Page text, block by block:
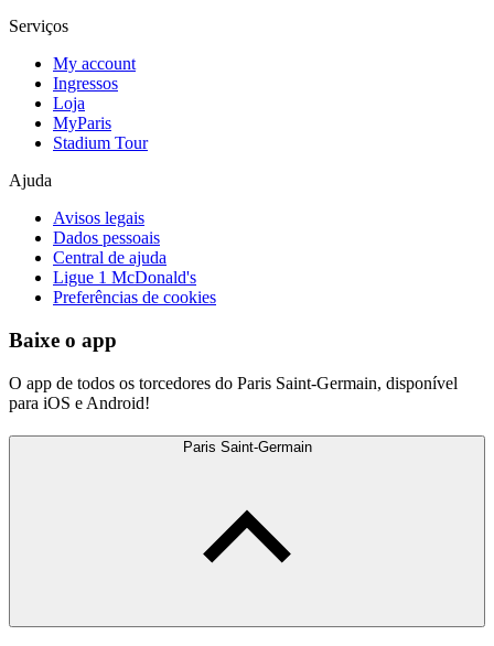
Serviços
My account
Ingressos
Loja
MyParis
Stadium Tour
Ajuda
Avisos legais
Dados pessoais
Central de ajuda
Ligue 1 McDonald's
Preferências de cookies
Baixe o app
O app de todos os torcedores do Paris Saint-Germain, disponível
para iOS e Android!
Paris Saint-Germain